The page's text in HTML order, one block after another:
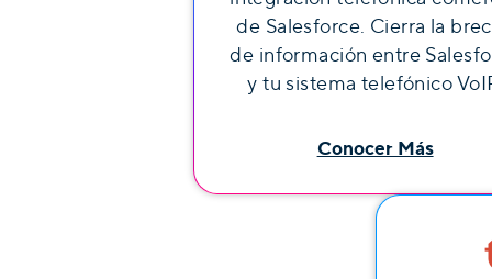
de Salesforce. Cierra la
de información entre
y tu sistema telefónico
Conocer Más